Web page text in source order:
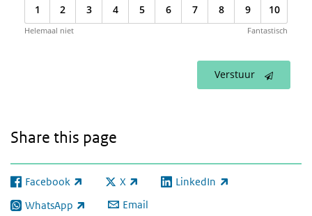
1 2 3 4 5 6 7 8 9 10
Helemaal niet Fantastisch
Verstuur
Share this page
Facebook
(link is external) X
(link is external)LinkedIn
(link is external)
WhatsApp
(link is external) Email